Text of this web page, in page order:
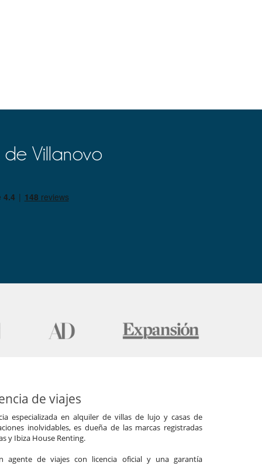
de Villanovo
de viajes
especializada en alquiler de villas de lujo y casas de
inolvidables, es dueña de las marcas registradas
y Ibiza House Renting.
agente de viajes con licencia oficial y una garantía